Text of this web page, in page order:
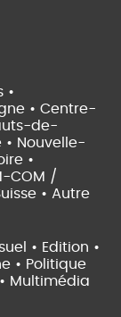
•
• Centre-
de-
• Nouvelle-
•
COM /
• Autre
• Edition •
• Politique
Multimédia